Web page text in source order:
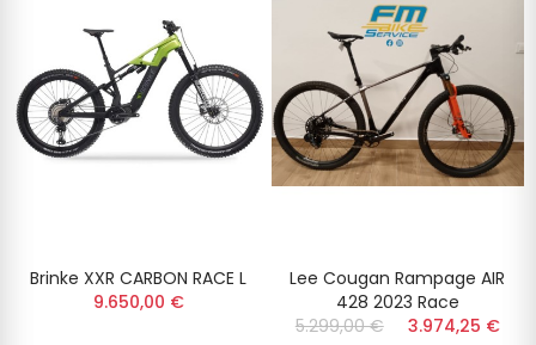
Brinke XXR CARBON RACE L
9.650,00 €
Lee Cougan Rampage AIR
428 2023 Race
5.299,00 €
3.974,25 €